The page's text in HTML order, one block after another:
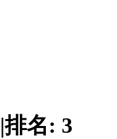
|排名: 3